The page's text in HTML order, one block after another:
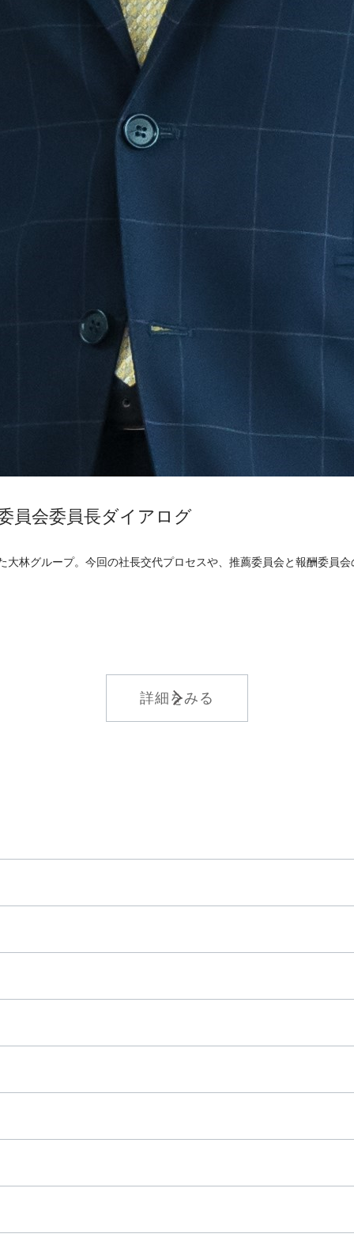
員会委員長ダイアログ
林グループ。今回の社長交代プロセスや、推薦委員会と報酬委員
詳細をみる